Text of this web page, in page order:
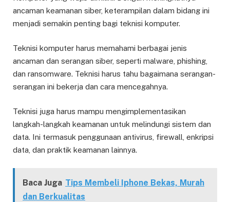
ancaman keamanan siber, keterampilan dalam bidang ini
menjadi semakin penting bagi teknisi komputer.
Teknisi komputer harus memahami berbagai jenis
ancaman dan serangan siber, seperti malware, phishing,
dan ransomware. Teknisi harus tahu bagaimana serangan-
serangan ini bekerja dan cara mencegahnya.
Teknisi juga harus mampu mengimplementasikan
langkah-langkah keamanan untuk melindungi sistem dan
data. Ini termasuk penggunaan antivirus, firewall, enkripsi
data, dan praktik keamanan lainnya.
Baca Juga Tips Membeli Iphone Bekas, Murah
dan Berkualitas